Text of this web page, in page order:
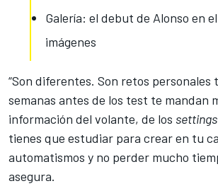
Galería: el debut de Alonso en
imágenes
“Son diferentes. Son retos personales
semanas antes de los test te mandan
información del volante, de los settings
tienes que estudiar para crear en tu
automatismos y no perder mucho
asegura.